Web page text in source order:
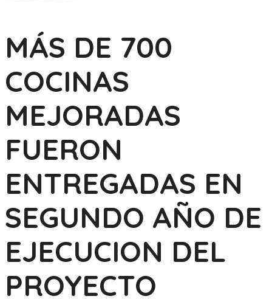
MÁS DE 700
COCINAS
MEJORADAS
FUERON
ENTREGADAS EN
SEGUNDO AÑO DE
EJECUCION DEL
PROYECTO